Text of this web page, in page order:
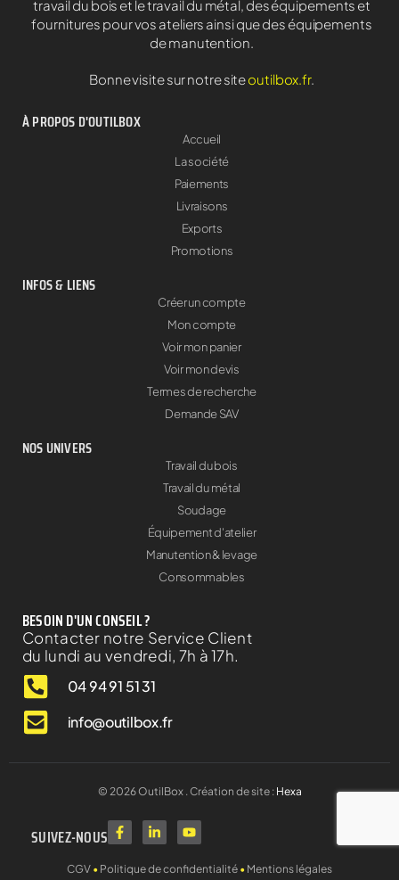
travail du bois et le travail du métal, des équipements et
fournitures pour vos ateliers ainsi que des équipements
de manutention.
Bonne visite sur notre siteoutilbox.fr.
À PROPOS D'OUTILBOX
Accueil
La société
Paiements
Livraisons
Exports
Promotions
INFOS & LIENS
Créer un compte
Mon compte
Voir mon panier
Voir mon devis
Termes de recherche
Demande SAV
NOS UNIVERS
Travail du bois
Travail du métal
Soudage
Équipement d'atelier
Manutention & levage
Consommables
BESOIN D'UN CONSEIL ?
Contacter notre Service Client
du lundi au vendredi, 7h à 17h.
04 94 91 51 31
info@outilbox.fr
© 2026OutilBox . Création de site : Hexa
SUIVEZ-NOUS
CGV • Politique de confidentialité • Mentions légales